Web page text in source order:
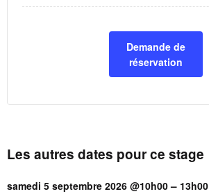
Demande de
réservation
Les autres dates pour ce stage
samedi 5 septembre 2026 @10h00– 13h00